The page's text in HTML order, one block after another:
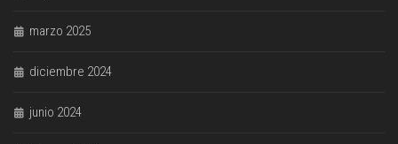
marzo 2025
diciembre 2024
junio 2024